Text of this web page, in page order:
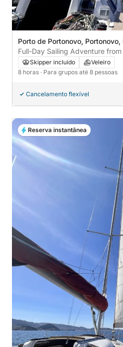
Porto de Portonovo, Portonovo,
Full-Day Sailing Adventure
Isla de Sálvora
Skipper incluído
Veleiro
8 horas · Para grupos até 8 pessoas
Cancelamento flexível
Reserva instantânea